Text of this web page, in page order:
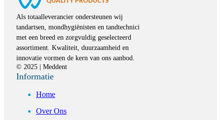
Als totaalleverancier ondersteunen wij
tandartsen, mondhygiënisten en tandtechnici
met een breed en zorgvuldig geselecteerd
assortiment. Kwaliteit, duurzaamheid en
innovatie vormen de kern van ons aanbod.
© 2025 | Meddent
Informatie
Home
Over Ons